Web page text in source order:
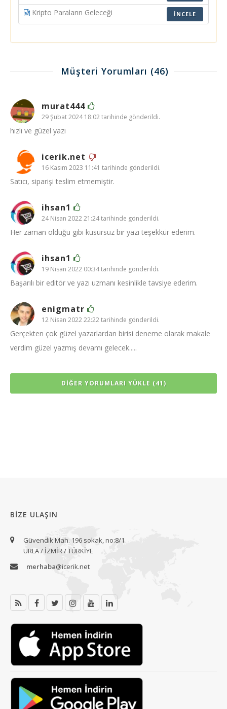
Kripto Paraların Geleceği İNCELE
Müşteri Yorumları (46)
murat444
29 Şubat 2024 18:02 tarihinde gönderildi.
hızlı ve güzel yazı
icerik.net
16 Kasım 2023 11:41 tarihinde gönderildi.
Satıcı, siparişi teslim etmemiştir.
ihsan1
24 Nisan 2022 21:24 tarihinde gönderildi.
Her zaman olduğu gibi kusursuz bir yazı teşekkür ederim.
ihsan1
19 Nisan 2022 00:34 tarihinde gönderildi.
Başarılı bir editör ve yazı uzmanı kesinlikle tavsiye ederim.
enigmatr
12 Nisan 2022 22:22 tarihinde gönderildi.
Gerçekten çok güzel yazarlardan birisi deneme olarak makale
verdim güzel yazmış devamı gelecek.....
DIĞER YORUMLARI YÜKLE (41)
BIZE ULAŞIN
Güvendik Mah. 196 sokak, no:8/1
URLA / İZMİR / TÜRKİYE
merhaba@icerik.net